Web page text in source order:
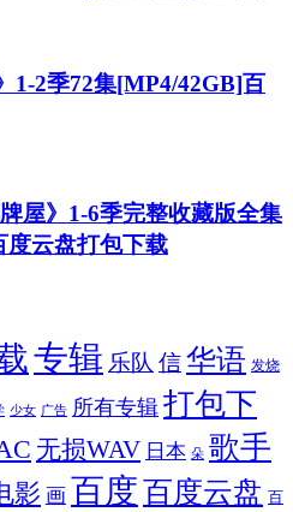
1-2季72集[MP4/42GB]百
屋》1-6季完整收藏版全集
度云盘打包下载
专辑 乐队 信华语 发烧
少女 广告 所有专辑 打包下
无损WAV 日本 朵 歌手
影 画 百度百度云盘 百